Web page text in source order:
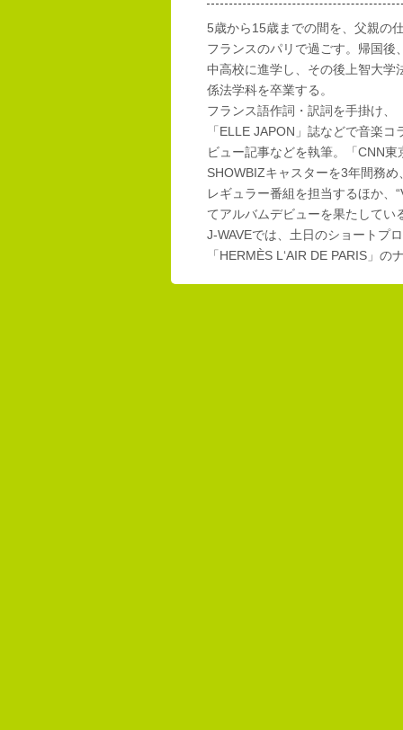
5歳から15歳までの間を、父親の
フランスのパリで過ごす。帰国後
中高校に進学し、その後上智大学
係法学科を卒業する。
フランス語作詞・訳詞を手掛け、
「ELLE JAPON」誌などで音楽コ
ビュー記事などを執筆。「CNN東
SHOWBIZキャスターを3年間務め
レギュラー番組を担当するほか、
てアルバムデビューを果たしてい
J-WAVEでは、土日のショートプ
「HERMÈS L‘AIR DE PARIS」